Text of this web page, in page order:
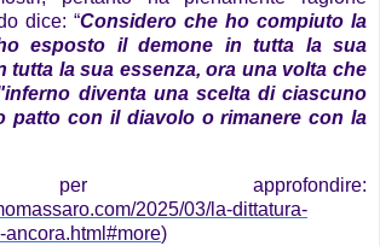
dice: “Considero che ho compiuto la
esposto il demone in tutta la sua
tutta la sua essenza, ora una volta che
diventa una scelta di ciascuno
patto con il diavolo o rimanere con la
approfondire:
2025/03/la-dittatura-
)